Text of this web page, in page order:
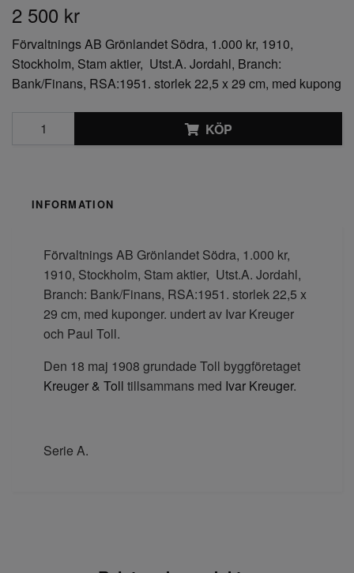
2 500 kr
Förvaltnings AB Grönlandet Södra, 1.000 kr, 1910,
Stockholm, Stam aktier, Utst.A. Jordahl, Branch:
Bank/Finans, RSA:1951. storlek 22,5 x 29 cm, med kupong
KÖP
INFORMATION
Förvaltnings AB Grönlandet Södra, 1.000 kr,
1910, Stockholm, Stam aktier, Utst.A. Jordahl,
Branch: Bank/Finans, RSA:1951. storlek 22,5 x
29 cm, med kuponger. undert av Ivar Kreuger
och Paul Toll.
Den 18 maj 1908 grundade Toll byggföretaget
Kreuger & Toll tillsammans med Ivar Kreuger.
Serie A.